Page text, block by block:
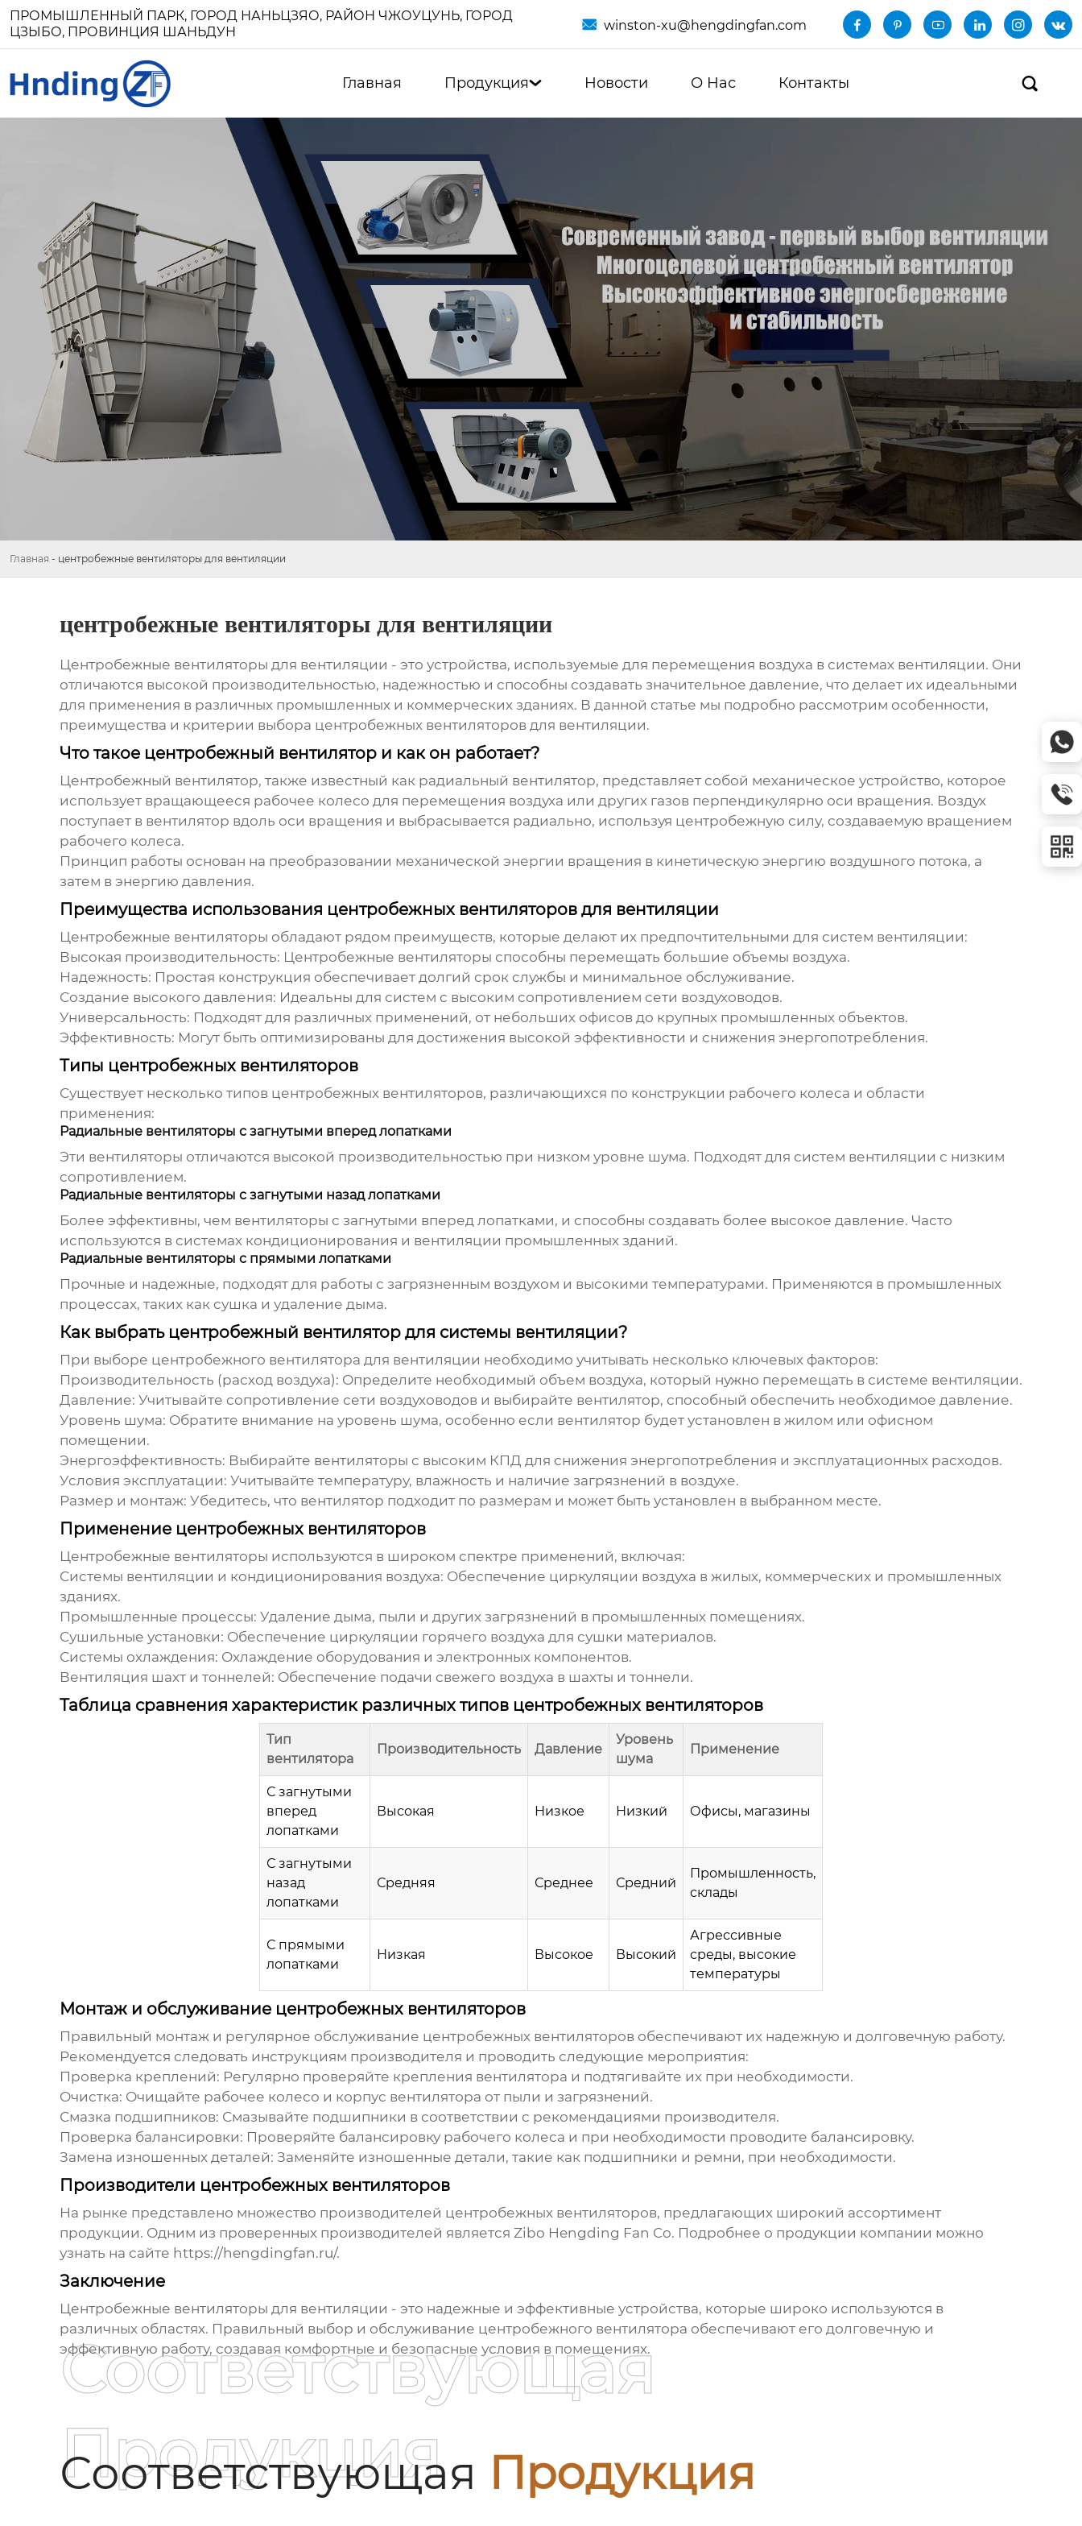
ПРОМЫШЛЕННЫЙ ПАРК, ГОРОД НАНЬЦЗЯО, РАЙОН ЧЖОУЦУНЬ, ГОРОД
ЦЗЫБО, ПРОВИНЦИЯ ШАНЬДУН
 winston-xu@hengdingfan.com      
Главная Продукция Новости О Нас Контакты 
Главная - центробежные вентиляторы для вентиляции
центробежные вентиляторы для вентиляции
Центробежные вентиляторы для вентиляции - это устройства, используемые для перемещения воздуха в системах вентиляции. Они
отличаются высокой производительностью, надежностью и способны создавать значительное давление, что делает их идеальными
для применения в различных промышленных и коммерческих зданиях. В данной статье мы подробно рассмотрим особенности,
преимущества и критерии выбора центробежных вентиляторов для вентиляции.
Что такое центробежный вентилятор и как он работает?
Центробежный вентилятор, также известный как радиальный вентилятор, представляет собой механическое устройство, которое
использует вращающееся рабочее колесо для перемещения воздуха или других газов перпендикулярно оси вращения. Воздух
поступает в вентилятор вдоль оси вращения и выбрасывается радиально, используя центробежную силу, создаваемую вращением
рабочего колеса.
Принцип работы основан на преобразовании механической энергии вращения в кинетическую энергию воздушного потока, а
затем в энергию давления.
Преимущества использования центробежных вентиляторов для вентиляции
Центробежные вентиляторы обладают рядом преимуществ, которые делают их предпочтительными для систем вентиляции:
Высокая производительность: Центробежные вентиляторы способны перемещать большие объемы воздуха.
Надежность: Простая конструкция обеспечивает долгий срок службы и минимальное обслуживание.
Создание высокого давления: Идеальны для систем с высоким сопротивлением сети воздуховодов.
Универсальность: Подходят для различных применений, от небольших офисов до крупных промышленных объектов.
Эффективность: Могут быть оптимизированы для достижения высокой эффективности и снижения энергопотребления.
Типы центробежных вентиляторов
Существует несколько типов центробежных вентиляторов, различающихся по конструкции рабочего колеса и области
применения:
Радиальные вентиляторы с загнутыми вперед лопатками
Эти вентиляторы отличаются высокой производительностью при низком уровне шума. Подходят для систем вентиляции с низким
сопротивлением.
Радиальные вентиляторы с загнутыми назад лопатками
Более эффективны, чем вентиляторы с загнутыми вперед лопатками, и способны создавать более высокое давление. Часто
используются в системах кондиционирования и вентиляции промышленных зданий.
Радиальные вентиляторы с прямыми лопатками
Прочные и надежные, подходят для работы с загрязненным воздухом и высокими температурами. Применяются в промышленных
процессах, таких как сушка и удаление дыма.
Как выбрать центробежный вентилятор для системы вентиляции?
При выборе центробежного вентилятора для вентиляции необходимо учитывать несколько ключевых факторов:
Производительность (расход воздуха): Определите необходимый объем воздуха, который нужно перемещать в системе вентиляции.
Давление: Учитывайте сопротивление сети воздуховодов и выбирайте вентилятор, способный обеспечить необходимое давление.
Уровень шума: Обратите внимание на уровень шума, особенно если вентилятор будет установлен в жилом или офисном
помещении.
Энергоэффективность: Выбирайте вентиляторы с высоким КПД для снижения энергопотребления и эксплуатационных расходов.
Условия эксплуатации: Учитывайте температуру, влажность и наличие загрязнений в воздухе.
Размер и монтаж: Убедитесь, что вентилятор подходит по размерам и может быть установлен в выбранном месте.
Применение центробежных вентиляторов
Центробежные вентиляторы используются в широком спектре применений, включая:
Системы вентиляции и кондиционирования воздуха: Обеспечение циркуляции воздуха в жилых, коммерческих и промышленных
зданиях.
Промышленные процессы: Удаление дыма, пыли и других загрязнений в промышленных помещениях.
Сушильные установки: Обеспечение циркуляции горячего воздуха для сушки материалов.
Системы охлаждения: Охлаждение оборудования и электронных компонентов.
Вентиляция шахт и тоннелей: Обеспечение подачи свежего воздуха в шахты и тоннели.
Таблица сравнения характеристик различных типов центробежных вентиляторов
Тип
вентилятора
Производительность Давление
Уровень
шума
Применение
С загнутыми
вперед
лопатками
Высокая Низкое Низкий Офисы, магазины
С загнутыми
назад
лопатками
Средняя Среднее Средний
Промышленность,
склады
С прямыми
лопатками
Низкая Высокое Высокий
Агрессивные
среды, высокие
температуры
Монтаж и обслуживание центробежных вентиляторов
Правильный монтаж и регулярное обслуживание центробежных вентиляторовобеспечивают их надежную и долговечную работу.
Рекомендуется следовать инструкциям производителя и проводить следующие мероприятия:
Проверка креплений: Регулярно проверяйте крепления вентилятора и подтягивайте их при необходимости.
Очистка: Очищайте рабочее колесо и корпус вентилятора от пыли и загрязнений.
Смазка подшипников: Смазывайте подшипники в соответствии с рекомендациями производителя.
Проверка балансировки: Проверяйте балансировку рабочего колеса и при необходимости проводите балансировку.
Замена изношенных деталей: Заменяйте изношенные детали, такие как подшипники и ремни, при необходимости.
Производители центробежных вентиляторов
На рынке представлено множество производителей центробежных вентиляторов, предлагающих широкий ассортимент
продукции. Одним из проверенных производителей является Zibo Hengding Fan Co. Подробнее о продукции компании можно
узнать на сайте https://hengdingfan.ru/.
Заключение
Центробежные вентиляторы для вентиляции - это надежные и эффективные устройства, которые широко используются в
различных областях. Правильный выбор и обслуживание центробежного вентилятора обеспечивают его долговечную и
эффективную работу, создавая комфортные и безопасные условия в помещениях.
Соответствующая Продукция
Соответствующая
Продукция